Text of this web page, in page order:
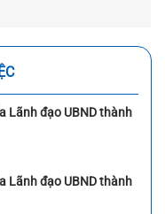
Lãnh đạo UBND thành
Lãnh đạo UBND thành